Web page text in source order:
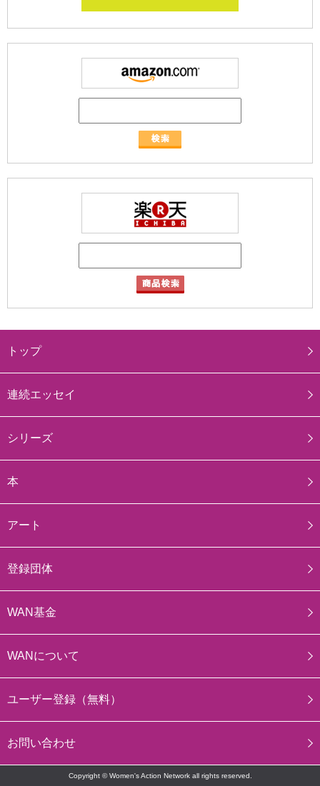
トップ
連続エッセイ
シリーズ
本
アート
登録団体
WAN基金
WANについて
ユーザー登録（無料）
お問い合わせ
Copyright © Women's Action Network all rights reserved.